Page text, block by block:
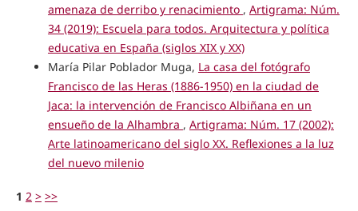
amenaza de derribo y renacimiento , Artigrama: Núm.
34 (2019): Escuela para todos. Arquitectura y política
educativa en España (siglos XIX y XX)
María Pilar Poblador Muga, La casa del fotógrafo
Francisco de las Heras (1886-1950) en la ciudad de
Jaca: la intervención de Francisco Albiñana en un
ensueño de la Alhambra , Artigrama: Núm. 17 (2002):
Arte latinoamericano del siglo XX. Reflexiones a la luz
del nuevo milenio
1 2 > >>